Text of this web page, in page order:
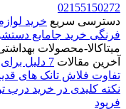
02155150272
دسترسی سریع خرید
فرنگی خرید جامایع
میتاکالا-محصولات
آخرین مقالات 7 دلیل برای تعویض سیفون در آستانه سال جدید
تفاوت فلاش تانک های
نکته کلیدی در خرید درب
فرپود